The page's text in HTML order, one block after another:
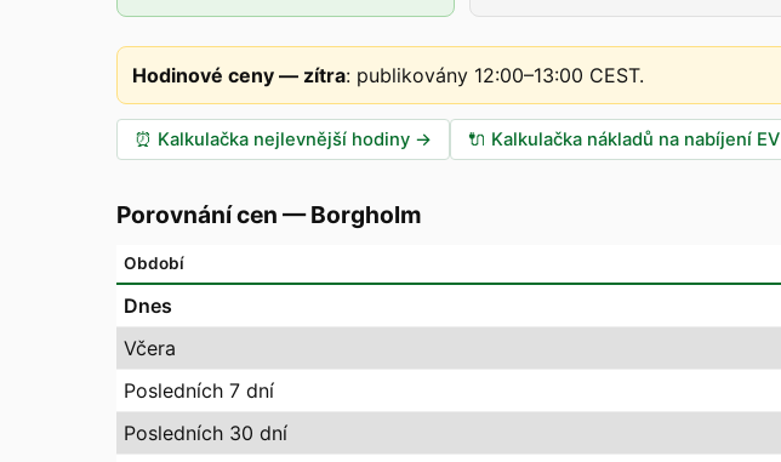
Hodinové ceny — zítra: publikovány 12:00–13:00 CEST.
⏰ Kalkulačka nejlevnější hodiny → 🔌 Kalkulačka nákladů na nabíjení EV
Porovnání cen —Borgholm
Období
Dnes
Včera
Posledních 7 dní
Posledních 30 dní